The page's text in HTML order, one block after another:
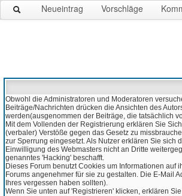
Neueintrag Vorschläge
Obwohl die Administratoren und Moderatoren
Beiträge/Nachrichten drücken die Ansichten des
werden(ausgenommen der Beiträge, die tatsächlich
Mit dem Vollenden der Registrierung erklären Sie
(verbaler) Verstöße gegen das Gesetz zu
zur Sperrung eingesetzt. Als Nutzer erklären Sie
Einwilligung des Webmasters nicht an Dritte
genanntes 'Hacking' beschafft.
Dieses Forum benutzt Cookies um Informationen
Forums angenehmer für sie zu gestalten. Die E-Mail
Ihres vergessen haben sollten).
Wenn Sie unten auf 'Registrieren' klicken, erklären